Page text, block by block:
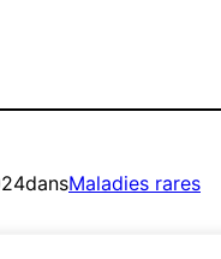
dansMaladies rares